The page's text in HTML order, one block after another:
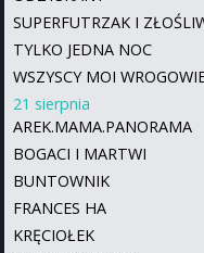
SUPERFUTRZAK I
TYLKO JEDNA NOC
WSZYSCY MOI
21 sierpnia
AREK.MAMA.PANORAMA
BOGACI I MARTWI
BUNTOWNIK
FRANCES HA
KRĘCIOŁEK